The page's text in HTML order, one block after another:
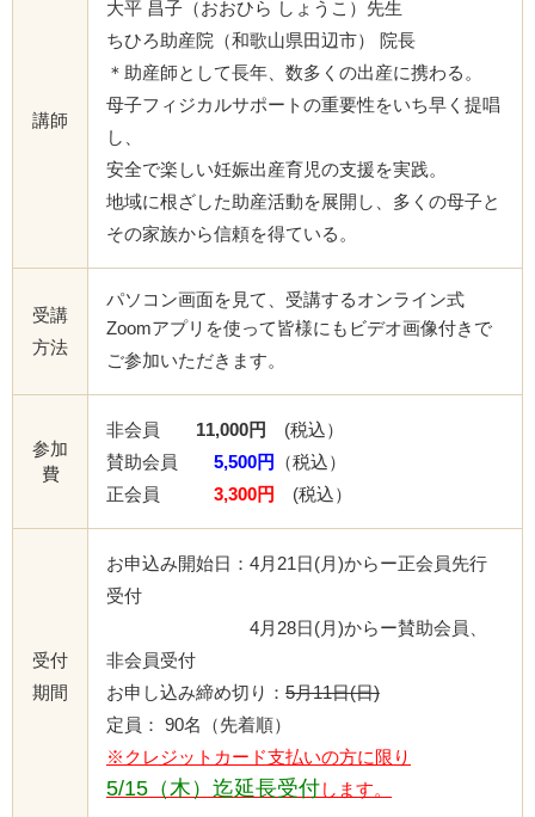
講師
大平 昌子（おおひら しょうこ）先生
ちひろ助産院（和歌山県田辺市） 院長
＊助産師として長年、数多くの出産に携わる。
母子フィジカルサポートの重要性をいち早く提唱
し、
安全で楽しい妊娠出産育児の支援を実践。
地域に根ざした助産活動を展開し、多くの母子と
その家族から信頼を得ている。
受講
方法
パソコン画面を見て、受講するオンライン式
Zoomアプリを使って皆様にもビデオ画像付きで
ご参加いただきます。
参加
費
非会員 11,000円 (税込）
賛助会員 5,500円
（税込）
正会員
3,300円 (税込）
受付
期間
お申込み開始日：4月21日(月)からー正会員先行
受付
4月28日(月)からー賛助会員、
非会員受付
お申し込み締め切り： 5月11日(日)
定員： 90名（先着順）
※クレジットカード支払いの方に限り
5/15（木）迄延長受付します。